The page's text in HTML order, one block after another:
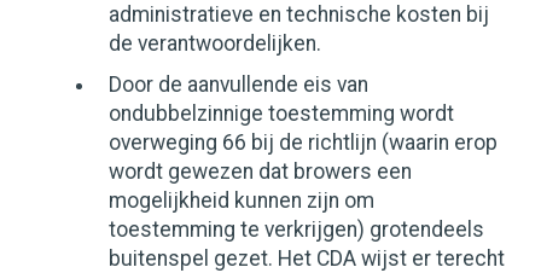
administratieve en technische kosten bij
de verantwoordelijken.
Door de aanvullende eis van
ondubbelzinnige toestemming wordt
overweging 66 bij de richtlijn (waarin erop
wordt gewezen dat browers een
mogelijkheid kunnen zijn om
toestemming te verkrijgen) grotendeels
buitenspel gezet. Het CDA wijst er terecht